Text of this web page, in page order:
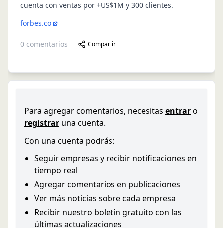
cuenta con ventas por +US$1M y 300 clientes.
forbes.co
0 comentarios Compartir
Para agregar comentarios, necesitas entraro
registrar una cuenta.
Con una cuenta podrás:
Seguir empresas y recibir notificaciones en
tiempo real
Agregar comentarios en publicaciones
Ver más noticias sobre cada empresa
Recibir nuestro boletín gratuito con las
últimas actualizaciones